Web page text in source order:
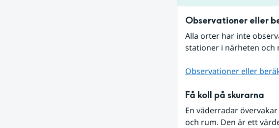
Observationer eller
Alla orter har inte
stationer i närheten och
Observationer eller
Få koll på skurarna
En väderradar
och rum. Den är ett